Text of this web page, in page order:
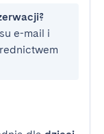
e-mail i